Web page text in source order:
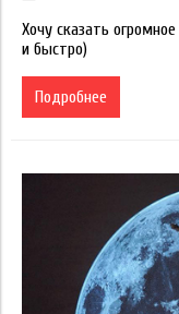
Хочу сказать
и быстро)
Подробнее